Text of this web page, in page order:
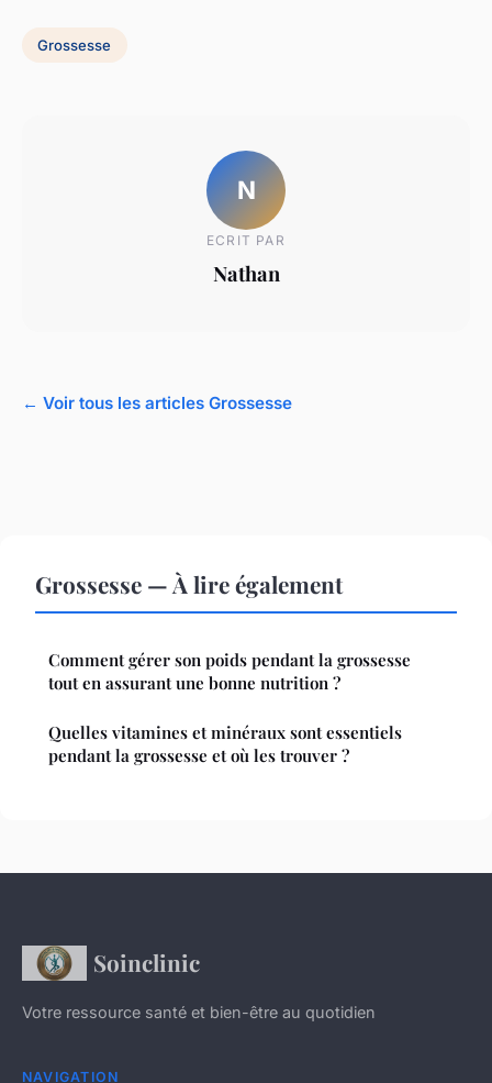
Grossesse
N
ECRIT PAR
Nathan
← Voir tous les articles Grossesse
Grossesse — À lire également
Comment gérer son poids pendant la grossesse
tout en assurant une bonne nutrition ?
Quelles vitamines et minéraux sont essentiels
pendant la grossesse et où les trouver ?
Soinclinic
Votre ressource santé et bien-être au quotidien
NAVIGATION